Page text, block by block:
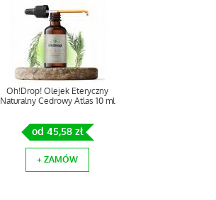
Oh!Drop! Olejek Eteryczny
Naturalny Cedrowy Atlas 10 ml
od 45,58 zł
+ ZAMÓW